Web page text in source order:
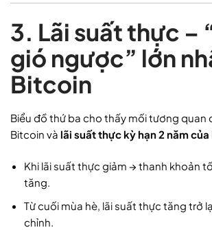
3. Lãi suất thực –
gió ngược” lớn
Bitcoin
Biểu đồ thứ ba cho thấy mối tương quan
Bitcoin và lãi suất thực kỳ hạn 2 năm
Khi lãi suất thực giảm → thanh khoản
tăng.
Từ cuối mùa hè, lãi suất thực tăng trở
chỉnh.